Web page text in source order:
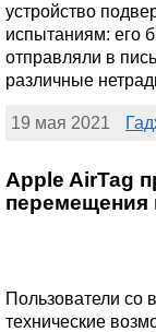
устройство
испытаниям: его
отправляли в
различные
19 мая 2021
Apple AirTag
перемещения
Пользователи со
технические